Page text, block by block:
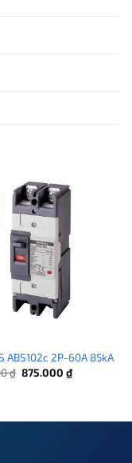
ABS102c 2P-60A 85kA
₫ Giá
gốc
875.000 ₫Giá
hiện